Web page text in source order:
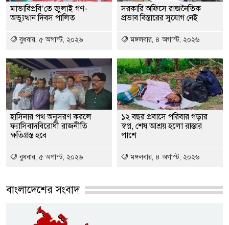
মাভাবিপ্রবি’তে জুলাই গণ-
অভ্যুত্থান দিবস পালিত
বুধবার, ৫ অগাস্ট, ২০২৬
হাসিনার পথ অনুসরণ করলে
ফ্যাসিবাদবিরোধী রাজনীতি
ক্ষতিগ্রস্ত হবে
বুধবার, ৫ অগাস্ট, ২০২৬
সরকারি অফিসে রাজনৈতিক
প্রভাব বিস্তারের সুযোগ নেই
মঙ্গলবার, ৪ অগাস্ট, ২০২৬
১২ বছর প্রবাসে পরিবার গড়ার
স্বপ্ন, শেষ আশ্রয় হলো রাস্তার
পাশে
মঙ্গলবার, ৪ অগাস্ট, ২০২৬
বাংলাদেশের সংবাদ